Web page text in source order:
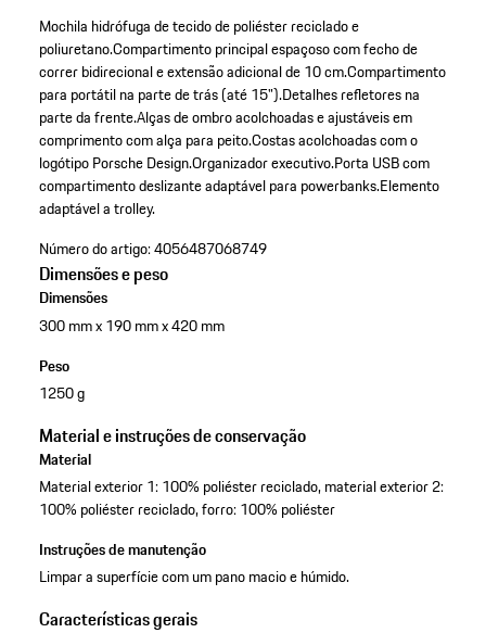
Mochila hidrófuga de tecido de poliéster reciclado e
poliuretano.Compartimento principal espaçoso com fecho de
correr bidirecional e extensão adicional de 10 cm.Compartimento
para portátil na parte de trás (até 15").Detalhes refletores na
parte da frente.Alças de ombro acolchoadas e ajustáveis em
comprimento com alça para peito.Costas acolchoadas com o
logótipo Porsche Design.Organizador executivo.Porta USB com
compartimento deslizante adaptável para powerbanks.Elemento
adaptável a trolley.
Número do artigo:4056487068749
Dimensões e peso
Dimensões
300 mm x 190 mm x 420 mm
Peso
1250 g
Material e instruções de conservação
Material
Material exterior 1: 100% poliéster reciclado, material exterior 2:
100% poliéster reciclado, forro: 100% poliéster
Instruções de manutenção
Limpar a superfície com um pano macio e húmido.
Características gerais